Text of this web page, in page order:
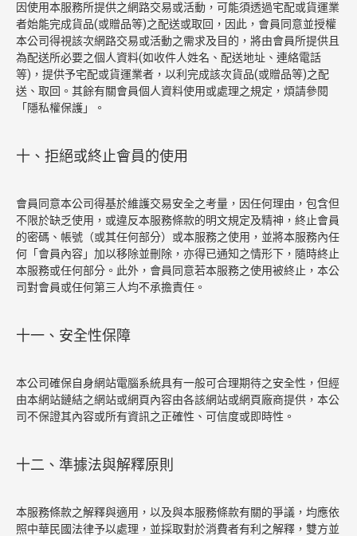
因使用本服務所提供之網路交易或活動，可能須透過宅配或貨運業
者始能完成貨品(或贈品等)之配送或取回，因此，會員同意並授權
本公司得視該次網路交易或活動之需求及目的，將由會員所提供且
為配送所必要之個人資料(如收件人姓名、配送地址、連絡電話
等)，提供予宅配或貨運業者，以利完成該次貨品(或贈品等)之配
送、取回。其餘有關會員個人資料使用或處理之規定，煩請參閱
「隱私權保護」。
十、拒絕或終止會員的使用
會員同意本公司得基於維護交易安全之考量，因任何理由，包含但
不限於缺乏使用，或違反本服務條款的明文規定及精神，終止會員
的密碼、帳號（或其任何部分）或本服務之使用，並將本服務內任
何「會員內容」加以移除並刪除，亦得已通知之情形下，隨時終止
本服務或任何部分。此外，會員同意若本服務之使用被終止，本公
司對會員或任何第三人均不承擔責任。
十一、安全性保障
本公司確保自身網站電腦系統具有一般可合理期待之安全性，但經
由本網站鏈結之網站或網頁內容由各該網站或網頁廠商提供，本公
司不保證其內容或所有資訊之正確性、可信度或即時性。
十二、準據法與解釋原則
本服務條款之解釋與適用，以及與本服務條款有關的爭議，均應依
照中華民國法律予以處理，並採取對於消費者有利之解釋，雙方並